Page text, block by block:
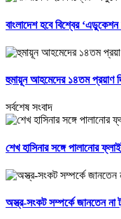
বাংলাদেশ হবে বিশ্বের ‘এডুকেশন
হুমায়ূন আহমেদের ১৪তম প্রয়াণ
সর্বশেষ সংবাদ
শেখ হাসিনার সঙ্গে পালানোর
অস্ত্র-সংকট সম্পর্কে জানতেন না